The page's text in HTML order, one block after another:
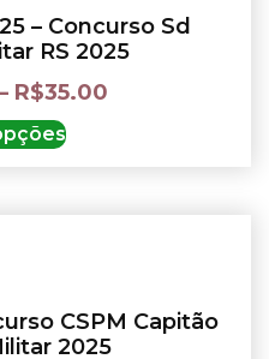
– Concurso Sd
RS 2025
R$35.00
CSPM Capitão
2025